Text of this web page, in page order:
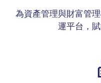
為資產管理與財富管
運平台，